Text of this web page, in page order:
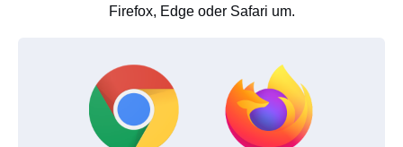
Firefox, Edge oder Safari um.